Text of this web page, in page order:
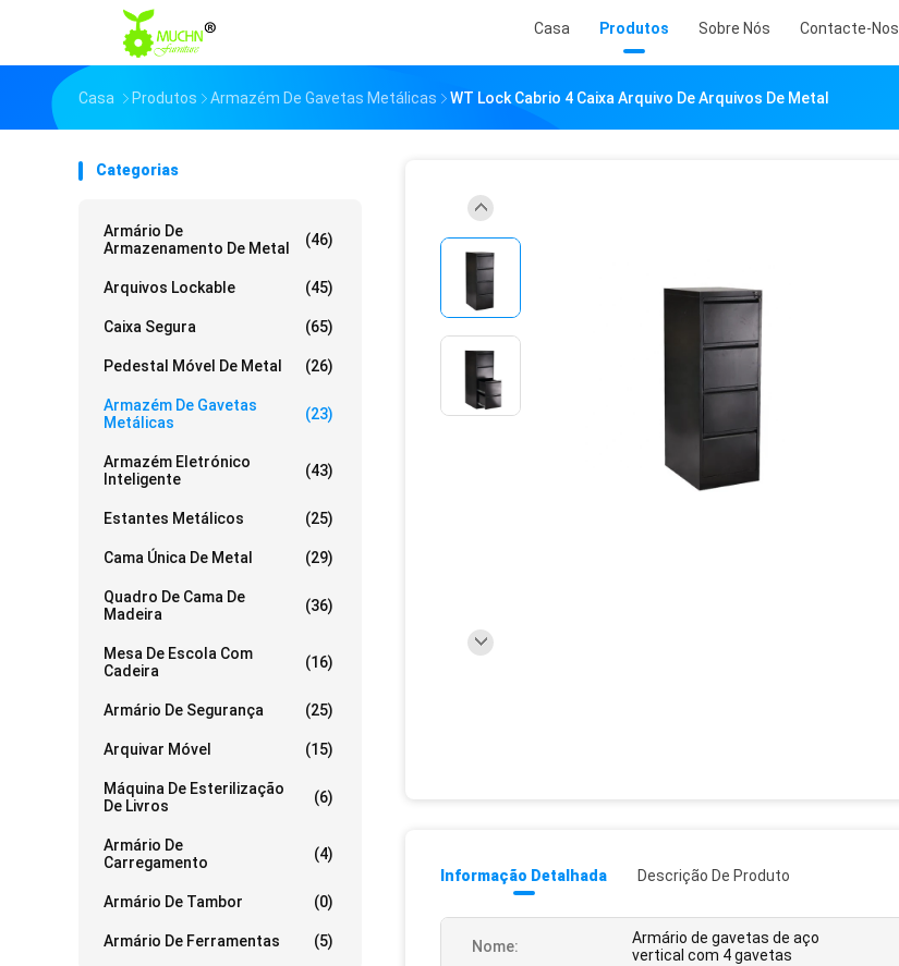
Casa Produtos Sobre Nós Contacte-Nos
Casa Produtos Armazém De Gavetas Metálicas WT Lock Cabrio 4 Caixa Arquivo De Arquivos De Metal
Categorias
Armário De
Armazenamento De Metal
(46)
Arquivos Lockable (45)
Caixa Segura (65)
Pedestal Móvel De Metal (26)
Armazém De Gavetas
Metálicas
(23)
Armazém Eletrónico
Inteligente
(43)
Estantes Metálicos (25)
Cama Única De Metal (29)
Quadro De Cama De
Madeira
(36)
Mesa De Escola Com
Cadeira
(16)
Armário De Segurança (25)
Arquivar Móvel (15)
Máquina De Esterilização
De Livros
(6)
Armário De
Carregamento
(4)
Armário De Tambor (0)
Armário De Ferramentas (5)
Informação Detalhada Descrição De Produto
Nome:
Armário de gavetas de aço
vertical com 4 gavetas